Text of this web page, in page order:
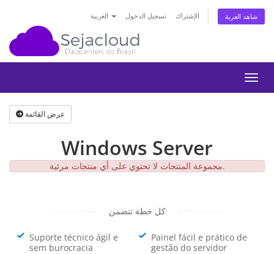
تسجيل الدخول الإشتراك شاهد العربة
عرض القائمة
Windows Server
مجموعة المنتجات لا تحتوي على أي منتجات مرئية.
كل خطة تتضمن
Suporte técnico ágil e
sem burocracia
Painel fácil e prático de
gestão do servidor